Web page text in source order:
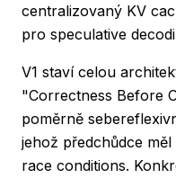
centralizovaný KV
pro speculative
V1 staví celou
"Correctness Before
poměrně
jehož předchůdce
race conditions.